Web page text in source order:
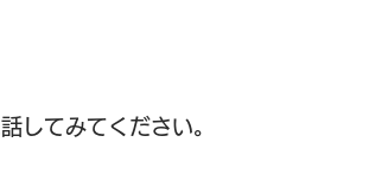
してみてください。